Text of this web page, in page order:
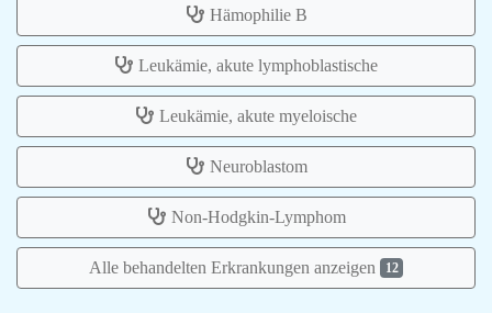
Hämophilie B
Leukämie, akute lymphoblastische
Leukämie, akute myeloische
Neuroblastom
Non-Hodgkin-Lymphom
Alle behandelten Erkrankungen anzeigen 12